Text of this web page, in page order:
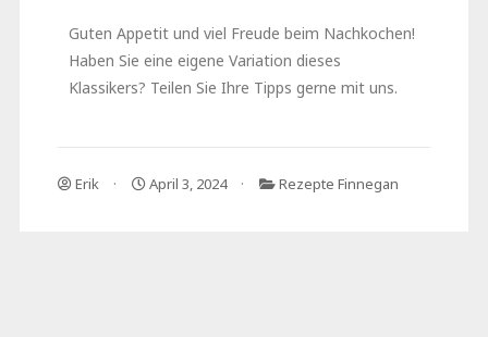
Guten Appetit und viel Freude beim Nachkochen!
Haben Sie eine eigene Variation dieses
Klassikers? Teilen Sie Ihre Tipps gerne mit uns.
Erik April 3, 2024 Rezepte Finnegan